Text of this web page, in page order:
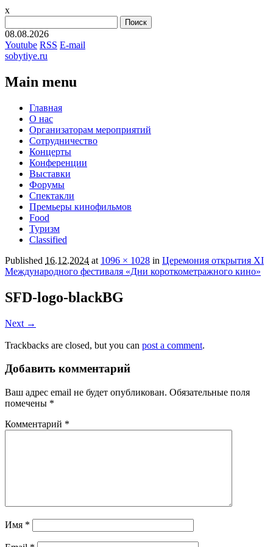
x
08.08.2026
Youtube RSS E-mail
sobytiye.ru
Main menu
Skip
content
Главная
О нас
Организаторам мероприятий
Сотрудничество
Концерты
Конференции
Выставки
Форумы
Спектакли
Премьеры кинофильмов
Food
Туризм
Сlassified
Published 16.12.2024 at 1096 × 1028 in Церемония открытия XI
Международного фестиваля «Дни короткометражного кино»
SFD-logo-blackBG
Next →
Trackbacks are closed, but you can post a comment.
Добавить комментарий
Ваш адрес email не будет опубликован. Обязательные поля
помечены *
Комментарий *
Имя *